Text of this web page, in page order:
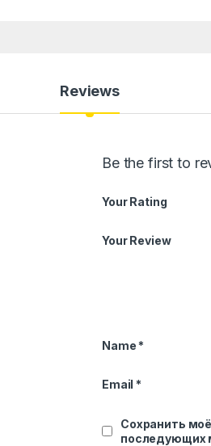
Reviews
Be the first to
Your Rating
Your Review
Name *
Email *
Сохранить
последующих